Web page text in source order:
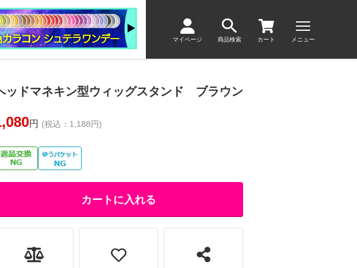
マイページ 商品検索 カート メニュー
ッドマネキン型ウィッグスタンド ブラウン
円 (税込：1,188円)
カートに入れる